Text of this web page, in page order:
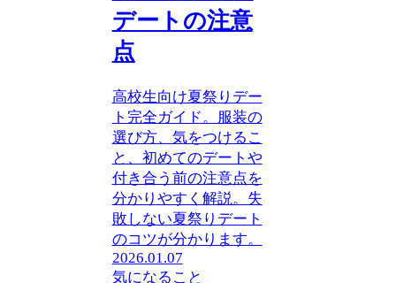
デートの注意
点
高校生向け夏祭りデー
ト完全ガイド。服装の
選び方、気をつけるこ
と、初めてのデートや
付き合う前の注意点を
分かりやすく解説。失
敗しない夏祭りデート
のコツが分かります。
2026.01.07
気になること